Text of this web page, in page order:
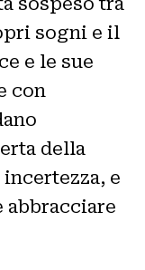
sogni e il
e le sue
con
della
e
abbracciare